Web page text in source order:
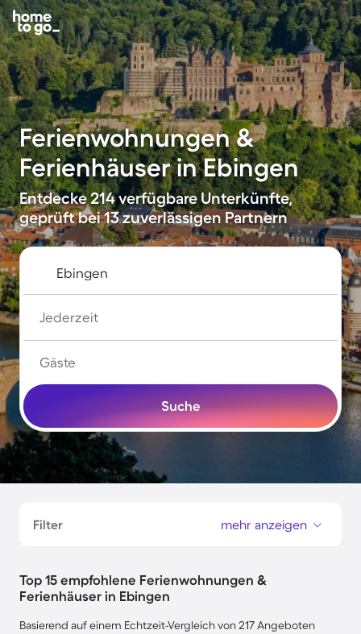
Ferienwohnungen &
Ferienhäuser in Ebingen
Entdecke 214 verfügbare Unterkünfte,
geprüft bei 13 zuverlässigen Partnern
Jederzeit
Gäste
Suche
Filter mehr anzeigen
Top 15 empfohlene Ferienwohnungen &
Ferienhäuser in Ebingen
Basierend auf einem Echtzeit-Vergleich von 217 Angeboten